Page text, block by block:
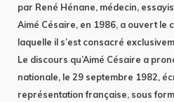
par René Hénane, médecin,
Aimé Césaire, en 1986, a ouvert le
laquelle il s’est consacré
Le discours qu’Aimé Césaire a
nationale, le 29 septembre 1982,
représentation française, sous